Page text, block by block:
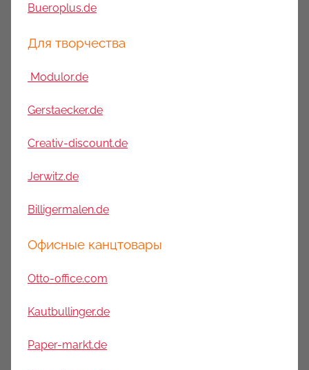
Bueroplus.de
Для творчества
Modulor.de
Gerstaecker.de
Creativ-discount.de
Jerwitz.de
Billigermalen.de
Офисные канцтовары
Otto-office.com
Kautbullinger.de
Paper-markt.de